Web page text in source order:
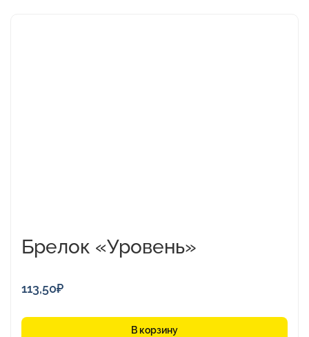
Брелок «Уровень»
113,50₽
В корзину